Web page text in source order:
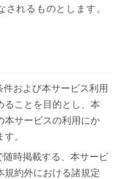
れるものとします。
および本サービス利用
ることを目的とし、本
本サービスの利用にか
。
時掲載する、本サービ
規約外における諸規定